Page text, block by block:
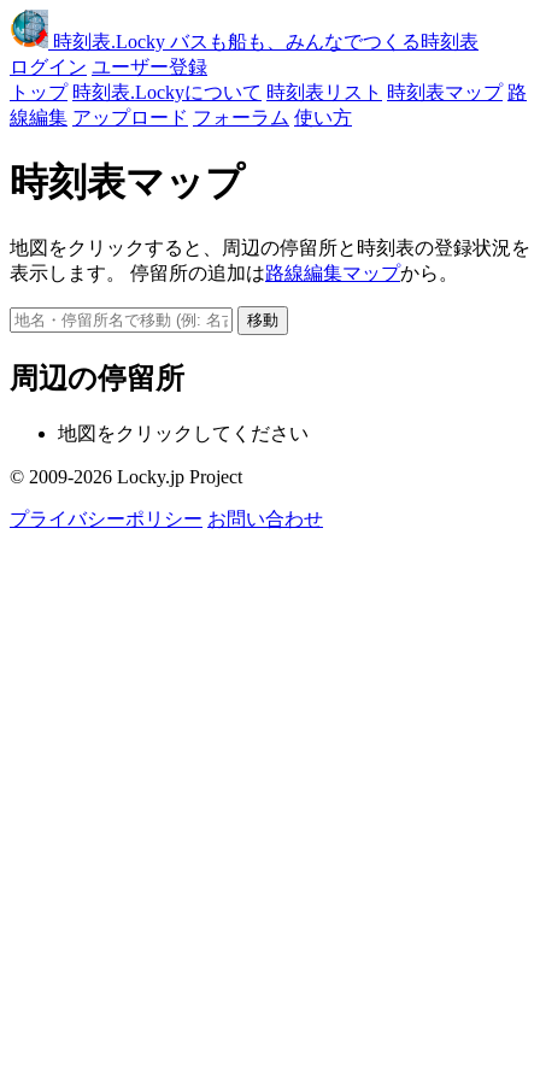
時刻表.Locky バスも船も、みんなでつくる時刻表
ログイン ユーザー登録
トップ 時刻表.Lockyについて 時刻表リスト 時刻表マップ 路
線編集 アップロード フォーラム 使い方
時刻表マップ
地図をクリックすると、周辺の停留所と時刻表の登録状況を
表示します。 停留所の追加は路線編集マップから。
移動
周辺の停留所
地図をクリックしてください
© 2009-2026 Locky.jp Project
プライバシーポリシー お問い合わせ